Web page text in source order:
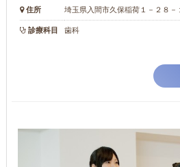
住所 埼玉県入間市久保稲荷１－２８
診療科目 歯科